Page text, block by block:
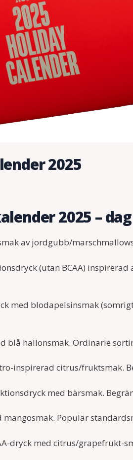
2025
2025 –
av jordgubb/
(utan BCAA)
med blodapelsinsmak
blå hallonsmak. Ordinarie
inspirerad citrus/fruktsmak.
med bärsmak.
mangosmak. Populär
dryck med citrus/grapefrukt-